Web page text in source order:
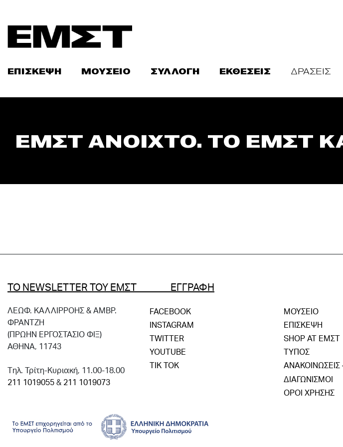
content
ΕΠΙΣΚΕΨΗ ΜΟΥΣΕΙΟ ΣΥΛΛΟΓΗ ΕΚΘΕΣΕΙΣ ΔΡΑΣΕΙΣ
ΕΜΣΤ ΑΝΟΙΧΤΟ. ΤΟ ΕΜΣΤ
ΤΟ NEWSLETTER ΤΟΥ ΕΜΣΤ ΕΓΓΡΑΦΗ
ΛΕΩΦ. ΚΑΛΛΙΡΡΟΗΣ & ΑΜΒΡ.
ΦΡΑΝΤΖΗ
(ΠΡΩΗΝ ΕΡΓΟΣΤΑΣΙΟ ΦΙΞ)
ΑΘΗΝΑ, 11743
Tηλ. Τρίτη-Κυριακή, 11.00-18.00
211 1019055& 211 1019073
FACEBOOK
INSTAGRAM
TWITTER
YOUTUBE
TIK TOK
ΜΟΥΣΕΙΟ
ΕΠΙΣΚΕΨΗ
SHOP AT ΕΜΣΤ
ΤΥΠΟΣ
ΑΝΑΚΟΙΝΩΣΕΙΣ
ΔΙΑΓΩΝΙΣΜΟΙ
ΟΡΟΙ ΧΡΗΣΗΣ